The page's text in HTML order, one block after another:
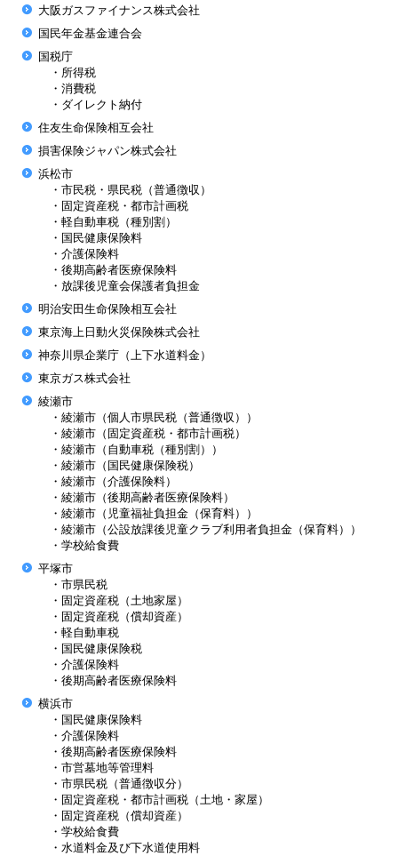
大阪ガスファイナンス株式会社
国民年金基金連合会
国税庁
・所得税
・消費税
・ダイレクト納付
住友生命保険相互会社
損害保険ジャパン株式会社
浜松市
・市民税・県民税（普通徴収）
・固定資産税・都市計画税
・軽自動車税（種別割）
・国民健康保険料
・介護保険料
・後期高齢者医療保険料
・放課後児童会保護者負担金
明治安田生命保険相互会社
東京海上日動火災保険株式会社
神奈川県企業庁（上下水道料金）
東京ガス株式会社
綾瀬市
・綾瀬市（個人市県民税（普通徴収））
・綾瀬市（固定資産税・都市計画税）
・綾瀬市（自動車税（種別割））
・綾瀬市（国民健康保険税）
・綾瀬市（介護保険料）
・綾瀬市（後期高齢者医療保険料）
・綾瀬市（児童福祉負担金（保育料））
・綾瀬市（公設放課後児童クラブ利用者負担金（保育料））
・学校給食費
平塚市
・市県民税
・固定資産税（土地家屋）
・固定資産税（償却資産）
・軽自動車税
・国民健康保険税
・介護保険料
・後期高齢者医療保険料
横浜市
・国民健康保険料
・介護保険料
・後期高齢者医療保険料
・市営墓地等管理料
・市県民税（普通徴収分）
・固定資産税・都市計画税（土地・家屋）
・固定資産税（償却資産）
・学校給食費
・水道料金及び下水道使用料